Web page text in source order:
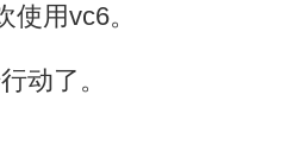
使用vc6。
动了。